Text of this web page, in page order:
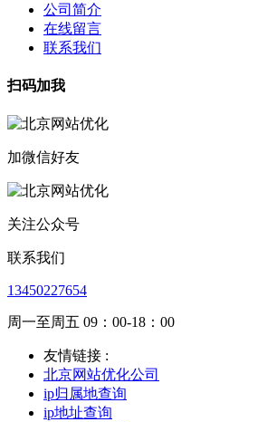
公司简介
在线留言
联系我们
扫码加我
加微信好友
关注公众号
联系我们
13450227654
周一至周五 09：00-18：00
友情链接 :
北京网站优化公司
ip归属地查询
ip地址查询